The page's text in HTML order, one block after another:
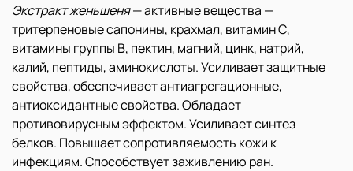
Экстракт женьшеня— активные вещества —
тритерпеновые сапонины, крахмал, витамин С,
витамины группы В, пектин, магний, цинк, натрий,
калий, пептиды, аминокислоты. Усиливает защитные
свойства, обеспечивает антиагрегационные,
антиоксидантные свойства. Обладает
противовирусным эффектом. Усиливает синтез
белков. Повышает сопротивляемость кожи к
инфекциям. Способствует заживлению ран.